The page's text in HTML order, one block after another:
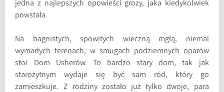
jedna z najlepszych opowieści grozy, jaka kiedykolwiek
powstała.
Na bagnistych, spowitych wieczną mgłą, niemal
wymarłych terenach, w smugach podziemnych oparów
stoi Dom Usherów. To bardzo stary dom, tak jak
starożytnym wydaje się być sam ród, który go
zamieszkuje. Z rodziny zostało już tylko dwoje, para